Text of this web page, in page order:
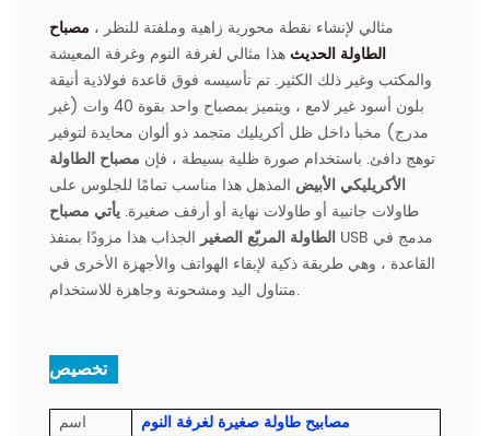
مثالي لإنشاء نقطة محورية زاهية وملفتة للنظر ، مصباح
الطاولة الحديث هذا مثالي لغرفة النوم وغرفة المعيشة
والمكتب وغير ذلك الكثير. تم تأسيسه فوق قاعدة فولاذية أنيقة
بلون أسود غير لامع ، ويتميز بمصباح واحد بقوة 40 وات (غير
مدرج) مخبأ داخل ظل أكريليك متجمد ذو ألوان محايدة لتوفير
توهج دافئ. باستخدام صورة ظلية بسيطة ، فإن مصباح الطاولة
الأكريليكي الأبيض المذهل هذا مناسب تمامًا للجلوس على
طاولات جانبية أو طاولات نهاية أو أرفف صغيرة. يأتي مصباح
الطاولة المربّع الصغيرالجذاب هذا مزودًا بمنفذ USB مدمج في
القاعدة ، وهي طريقة ذكية لإبقاء الهواتف والأجهزة الأخرى في
متناول اليد ومشحونة وجاهزة للاستخدام.
اسم
مصابيح طاولة صغيرة لغرفة النوم